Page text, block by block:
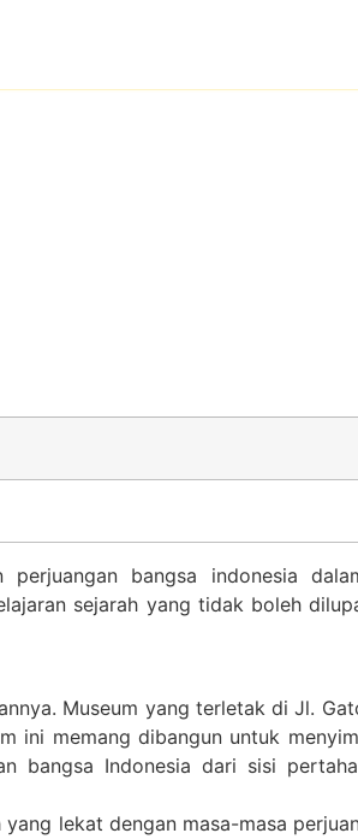
bangsa indonesia
sejarah yang tidak boleh
Museum yang terletak di Jl.
ini memang dibangun untuk
bangsa Indonesia dari sisi
lekat dengan masa-masa